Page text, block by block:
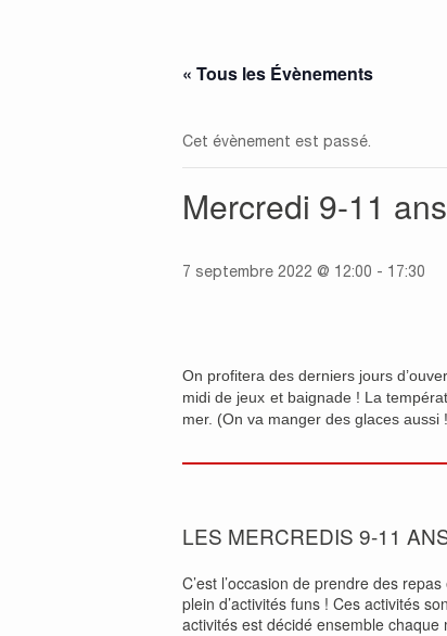
« Tous les Évènements
Cet évènement est passé.
Mercredi 9-11
7 septembre 2022 @ 12:00 - 17:30
On profitera des derniers jours
midi de jeux et baignade ! La
mer. (On va manger des glaces aussi
LES MERCREDIS 9-11
C’est l’occasion de prendre des
plein d’activités funs ! Ces activités
activités est décidé ensemble chaque